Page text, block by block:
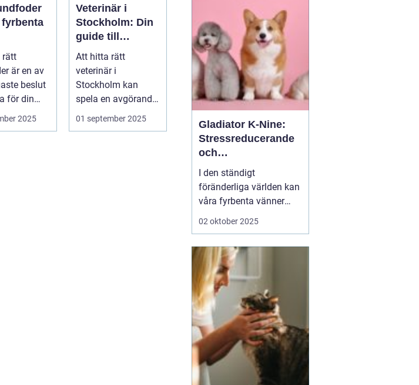
rätt
är en av
beslut
för din
2025
Veterinär i
Stockholm: Din
guide till
djursjukvård i
huvudstaden
Att hitta rätt
veterinär i
Stockholm kan
spela en avgörande
roll för ditt husdju...
01 september 2025
erbjuder många
möjligheter f&o...
Gladiator K-Nine:
Stressreducerande
och
ångestdämpande
hundhalsband
I den ständigt
föränderliga världen kan
våra fyrbenta vänner
uppleva att livet blir
mänskliga problem;
många hundägare kan
intyga att d...
02 oktober 2025